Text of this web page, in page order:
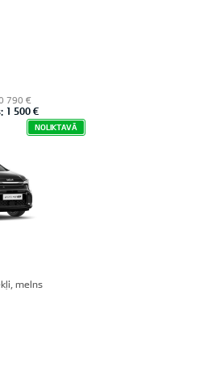
790 €
1 500 €
NOLIKTAVĀ
melns